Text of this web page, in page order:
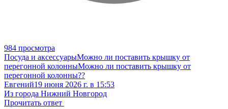
984 просмотра
Посуда и аксессуарыМожно ли поставить крышку от
перегонной колонныМожно ли поставить крышку от
перегонной колонны??
Евгений19 июня 2026 г. в 15:53
Из города Нижний Новгород
Прочитать ответ